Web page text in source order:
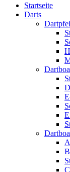
Startseite
Darts